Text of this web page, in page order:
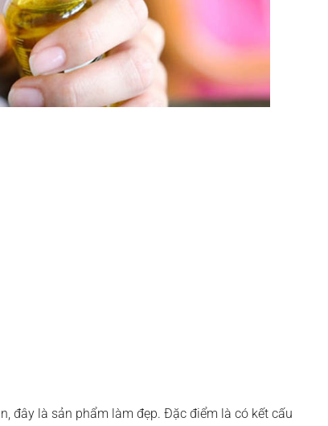
đây là sản phẩm làm đẹp. Đặc điểm là có kết cấu